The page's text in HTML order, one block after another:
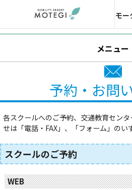
モー
ホテル・キャンプ
メニュー
予約・お問
各スクールへのご予約、交通教育セン
せは「電話・FAX」、「フォーム」のい
スクールのご予約
WEB